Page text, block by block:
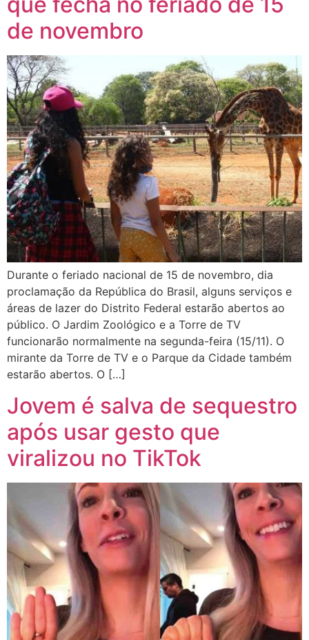
de novembro
Durante o feriado nacional de 15 de novembro, dia
proclamação da República do Brasil, alguns serviços e
áreas de lazer do Distrito Federal estarão abertos ao
público. O Jardim Zoológico e a Torre de TV
funcionarão normalmente na segunda-feira (15/11). O
mirante da Torre de TV e o Parque da Cidade também
estarão abertos. O […]
Jovem é salva de sequestro
após usar gesto que
viralizou no TikTok